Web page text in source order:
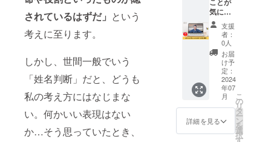
されているはずだ」 という
考えに至ります。
しかし、世間一般でいう
「姓名判断」だと、どうも
私の考え方にはなじまな
い。何かいい表現はない
か…そう思っていたとき、
載はで
きませ
ん。 ※
書籍が
発行さ
れる限
り掲載
いたし
ます。
す。 ※
公序良
俗に反
するお
名前の
掲載は
できま
せん。
※掲載す
るお名
前は備
考欄に
必ず正
向き
合って
きた経
験があ
る龍が
しっか
りあな
たのお
悩みを
聞かせ
ていた
だきま
す。 ※
気にな
る方向
けお悩
み相
談】 龍
庵真
（りゅ
う あん
しん）
がオン
ライン
であな
たのお
悩みを
支援
者：
0人
お届
け予
定：
2024
年07
月
詳細を見る
こ
の
リ
タ
ー
ン
を
選
択